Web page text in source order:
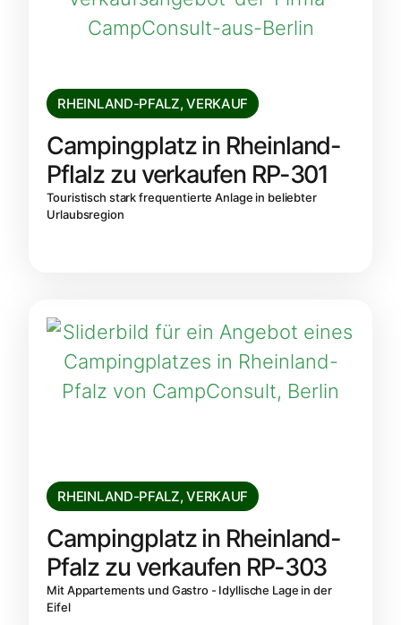
RHEINLAND-PFALZ,VERKAUF
Campingplatz in Rheinland-
Pflalz zu verkaufen RP-301
Touristisch stark frequentierte Anlage in beliebter
Urlaubsregion
RHEINLAND-PFALZ,VERKAUF
Campingplatz in Rheinland-
Pfalz zu verkaufen RP-303
Mit Appartements und Gastro - Idyllische Lage in der
Eifel